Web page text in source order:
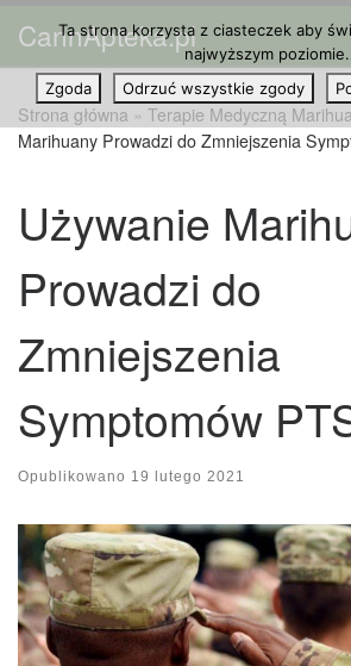
Przejdź do treści
CannApteka.pl
Strona główna » Terapie Medyczną
Marihuany Prowadzi do Zmniejszenia
Używanie
Prowadzi do
Zmniejszenia
Symptomów
Opublikowano 19 lutego 2021
Ta strona korzysta z ciasteczek aby
najwyższym poziomie.
Zgoda
Odrzuć wszystkie zgody